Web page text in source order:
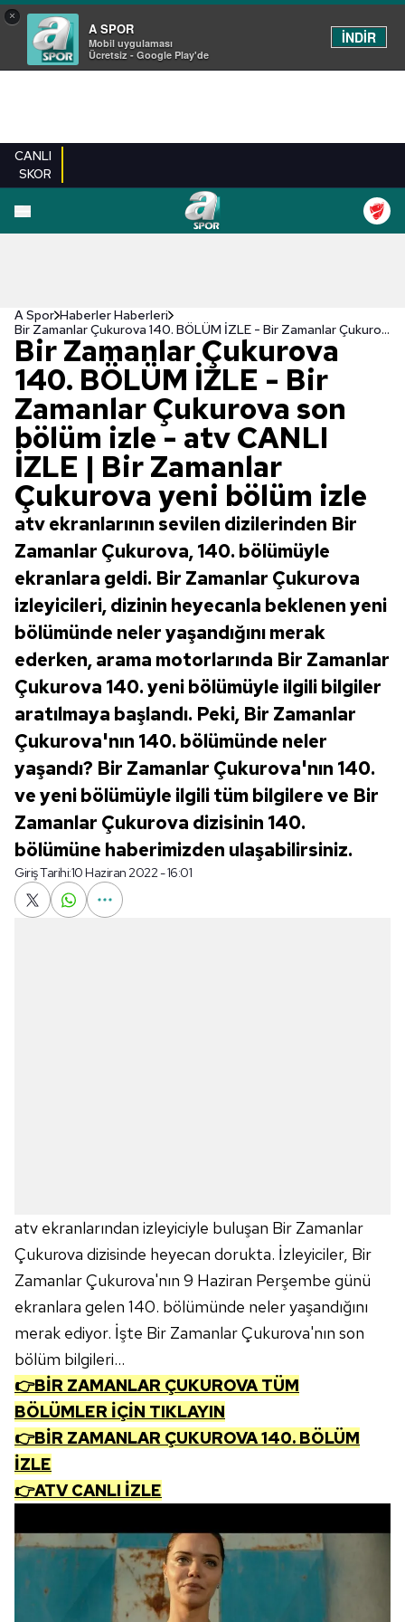
×
A SPOR
Mobil uygulaması
Ücretsiz - Google Play'de
İNDİR
CANLI
SKOR
A Spor Haberler Haberleri
Bir Zamanlar Çukurova 140. BÖLÜM İZLE - Bir Zamanlar Çukurova son bölüm izle - atv CANLI İZLE | Bir Zamanlar Çukurova yeni bölüm izle
Bir Zamanlar Çukurova
140. BÖLÜM İZLE - Bir
Zamanlar Çukurova son
bölüm izle - atv CANLI
İZLE | Bir Zamanlar
Çukurova yeni bölüm izle
atv ekranlarının sevilen dizilerinden Bir
Zamanlar Çukurova, 140. bölümüyle
ekranlara geldi. Bir Zamanlar Çukurova
izleyicileri, dizinin heyecanla beklenen yeni
bölümünde neler yaşandığını merak
ederken, arama motorlarında Bir Zamanlar
Çukurova 140. yeni bölümüyle ilgili bilgiler
aratılmaya başlandı. Peki, Bir Zamanlar
Çukurova'nın 140. bölümünde neler
yaşandı? Bir Zamanlar Çukurova'nın 140.
ve yeni bölümüyle ilgili tüm bilgilere ve Bir
Zamanlar Çukurova dizisinin 140.
bölümüne haberimizden ulaşabilirsiniz.
Giriş Tarihi:10 Haziran 2022 - 16:01
atv ekranlarından izleyiciyle buluşan Bir Zamanlar
Çukurova dizisinde heyecan dorukta. İzleyiciler, Bir
Zamanlar Çukurova'nın 9 Haziran Perşembe günü
ekranlara gelen 140. bölümünde neler yaşandığını
merak ediyor. İşte Bir Zamanlar Çukurova'nın son
bölüm bilgileri...
👉BİR ZAMANLAR ÇUKUROVA TÜM
BÖLÜMLER İÇİN TIKLAYIN
👉BİR ZAMANLAR ÇUKUROVA 140. BÖLÜM
İZLE
👉ATV CANLI İZLE